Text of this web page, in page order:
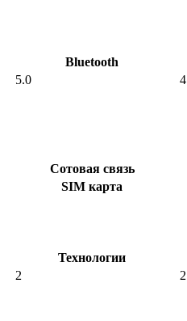
Bluetooth
5.0
Сотовая связь
SIM карта
Технологии
2
2